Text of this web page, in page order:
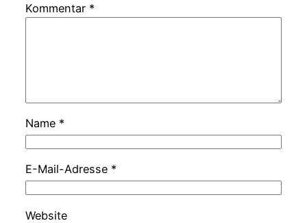
Kommentar *
Name *
E-Mail-Adresse *
Website